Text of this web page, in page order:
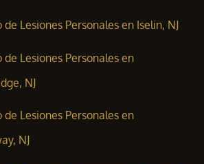
Lesiones Personales en Iselin, NJ
de Lesiones Personales en
NJ
de Lesiones Personales en
NJ